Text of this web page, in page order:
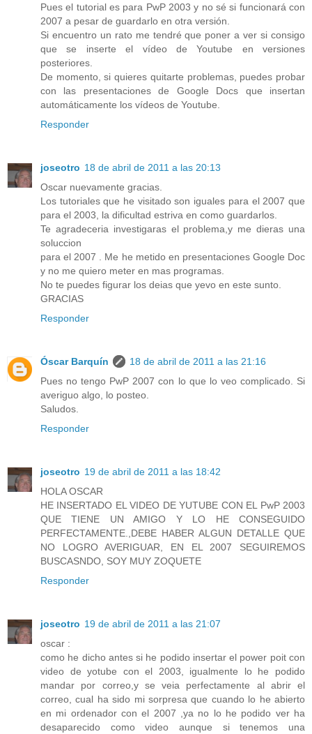
Pues el tutorial es para PwP 2003 y no sé si funcionará con
2007 a pesar de guardarlo en otra versión.
Si encuentro un rato me tendré que poner a ver si consigo
que se inserte el vídeo de Youtube en versiones
posteriores.
De momento, si quieres quitarte problemas, puedes probar
con las presentaciones de Google Docs que insertan
automáticamente los vídeos de Youtube.
Responder
joseotro 18 de abril de 2011 a las 20:13
Oscar nuevamente gracias.
Los tutoriales que he visitado son iguales para el 2007 que
para el 2003, la dificultad estriva en como guardarlos.
Te agradeceria investigaras el problema,y me dieras una
soluccion
para el 2007 . Me he metido en presentaciones Google Doc
y no me quiero meter en mas programas.
No te puedes figurar los deias que yevo en este sunto.
GRACIAS
Responder
Óscar Barquín
18 de abril de 2011 a las 21:16
Pues no tengo PwP 2007 con lo que lo veo complicado. Si
averiguo algo, lo posteo.
Saludos.
Responder
joseotro 19 de abril de 2011 a las 18:42
HOLA OSCAR
HE INSERTADO EL VIDEO DE YUTUBE CON EL PwP 2003
QUE TIENE UN AMIGO Y LO HE CONSEGUIDO
PERFECTAMENTE.,DEBE HABER ALGUN DETALLE QUE
NO LOGRO AVERIGUAR, EN EL 2007 SEGUIREMOS
BUSCASNDO, SOY MUY ZOQUETE
Responder
joseotro 19 de abril de 2011 a las 21:07
oscar :
como he dicho antes si he podido insertar el power poit con
video de yotube con el 2003, igualmente lo he podido
mandar por correo,y se veia perfectamente al abrir el
correo, cual ha sido mi sorpresa que cuando lo he abierto
en mi ordenador con el 2007 ,ya no lo he podido ver ha
desaparecido como video aunque si tenemos una